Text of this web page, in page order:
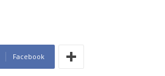
Facebook